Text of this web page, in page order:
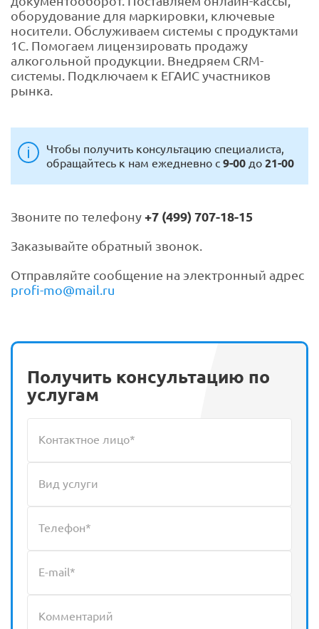
оборудование для маркировки, ключевые
носители. Обслуживаем системы с продуктами
1С. Помогаем лицензировать продажу
алкогольной продукции. Внедряем CRM-
системы. Подключаем к ЕГАИС участников
рынка.
Чтобы получить консультацию специалиста,
обращайтесь к нам ежедневно с 9-00 до 21-00
Звоните по телефону +7 (499) 707-18-15
Заказывайте обратный звонок.
Отправляйте сообщение на электронный адрес
profi-mo@mail.ru
Получить консультацию по
услугам